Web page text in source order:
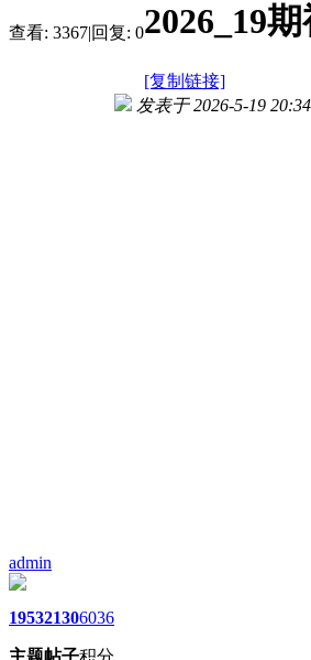
查看: 3367|回复: 02026_19
[复制链接]
admin
1953
主题
2130
帖子
6036
积分
发表于 2026-5-19